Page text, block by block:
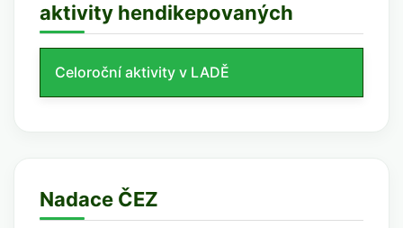
aktivity hendikepovaných
Celoroční aktivity v LADĚ
Nadace ČEZ